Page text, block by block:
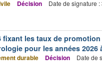
Décision Date de signature
fixant les taux de
pour les années 2026
durable Décision Date de